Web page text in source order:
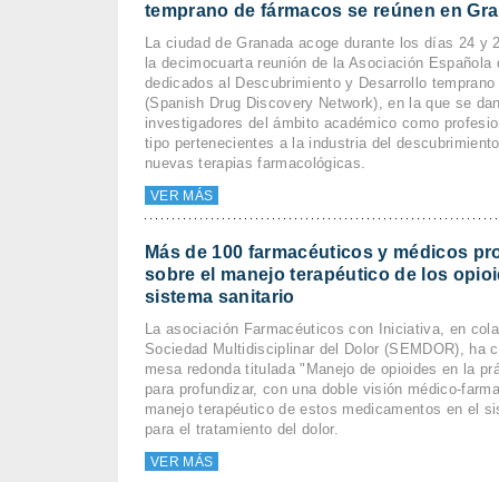
temprano de fármacos se reúnen en
La ciudad de Granada acoge durante los días 24 y
la decimocuarta reunión de la Asociación Española
dedicados al Descubrimiento y Desarrollo
(Spanish Drug Discovery Network), en la que se
investigadores del ámbito académico como
tipo pertenecientes a la industria del
nuevas terapias farmacológicas.
VER MÁS
Más de 100 farmacéuticos y médicos
sobre el manejo terapéutico de los
sistema sanitario
La asociación Farmacéuticos con Iniciativa, en
Sociedad Multidisciplinar del Dolor (SEMDOR), ha
mesa redonda titulada "Manejo de opioides en la
para profundizar, con una doble visión médico-
manejo terapéutico de estos medicamentos en el
para el tratamiento del dolor.
VER MÁS